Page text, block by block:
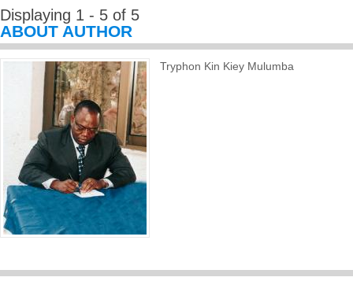
Displaying 1 - 5 of 5
ABOUT AUTHOR
Tryphon Kin Kiey Mulumba